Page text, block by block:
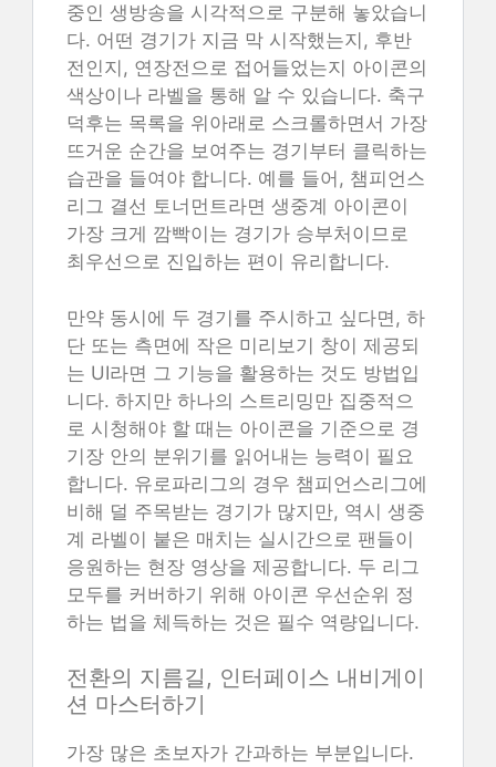
중인 생방송을 시각적으로 구분해 놓았습니
다. 어떤 경기가 지금 막 시작했는지, 후반
전인지, 연장전으로 접어들었는지 아이콘의
색상이나 라벨을 통해 알 수 있습니다. 축구
덕후는 목록을 위아래로 스크롤하면서 가장
뜨거운 순간을 보여주는 경기부터 클릭하는
습관을 들여야 합니다. 예를 들어, 챔피언스
리그 결선 토너먼트라면 생중계 아이콘이
가장 크게 깜빡이는 경기가 승부처이므로
최우선으로 진입하는 편이 유리합니다.
만약 동시에 두 경기를 주시하고 싶다면, 하
단 또는 측면에 작은 미리보기 창이 제공되
는 UI라면 그 기능을 활용하는 것도 방법입
니다. 하지만 하나의 스트리밍만 집중적으
로 시청해야 할 때는 아이콘을 기준으로 경
기장 안의 분위기를 읽어내는 능력이 필요
합니다. 유로파리그의 경우 챔피언스리그에
비해 덜 주목받는 경기가 많지만, 역시 생중
계 라벨이 붙은 매치는 실시간으로 팬들이
응원하는 현장 영상을 제공합니다. 두 리그
모두를 커버하기 위해 아이콘 우선순위 정
하는 법을 체득하는 것은 필수 역량입니다.
전환의 지름길, 인터페이스 내비게이
션 마스터하기
가장 많은 초보자가 간과하는 부분입니다.